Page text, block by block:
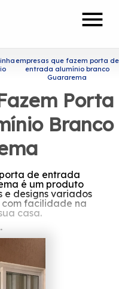
menu
empresas que fazem porta de
entrada alumínio branco
Guararema
Porta
Branco
de entrada
é um produto
e designs variados
facilidade na
casa.
sobre
porta de
branco